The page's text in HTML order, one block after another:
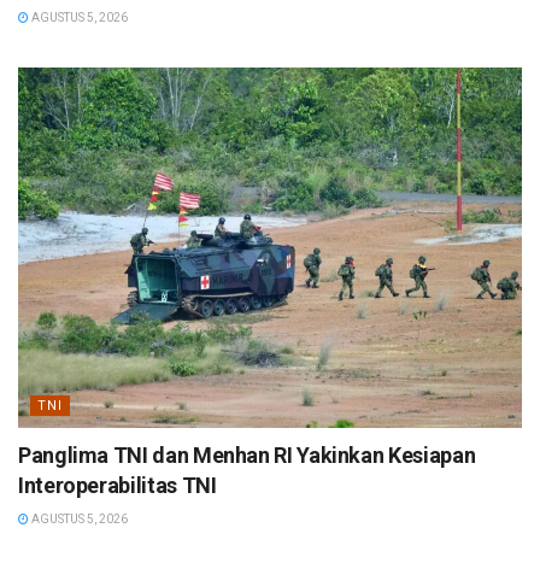
AGUSTUS 5, 2026
TNI
Panglima TNI dan Menhan RI Yakinkan Kesiapan
Interoperabilitas TNI
AGUSTUS 5, 2026